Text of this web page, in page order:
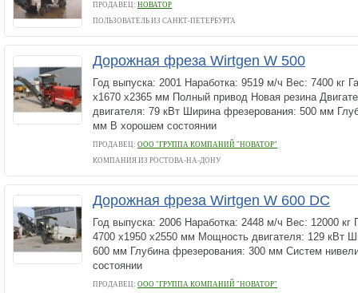
ПРОДАВЕЦ: НОВАТОР
ПОЛЬЗОВАТЕЛЬ ИЗ САНКТ-ПЕТЕРБУРГА
Дорожная фреза Wirtgen W 500
Год выпуска: 2001 Наработка: 9519 м/ч Вес: 7400 кг
х1670 х2365 мм Полный привод Новая резина
двигателя: 79 кВт Ширина фрезерования: 500 мм
мм В хорошем состоянии
ПРОДАВЕЦ: ООО "ГРУППА КОМПАНИЙ "НОВАТОР"
КОМПАНИЯ ИЗ РОСТОВА-НА-ДОНУ
Дорожная фреза Wirtgen W 600 DC
Год выпуска: 2006 Наработка: 2448 м/ч Вес: 12000 кг
4700 х1950 х2550 мм Мощность двигателя: 129 кВт
600 мм Глубина фрезерования: 300 мм Систем
состоянии
ПРОДАВЕЦ: ООО "ГРУППА КОМПАНИЙ "НОВАТОР"